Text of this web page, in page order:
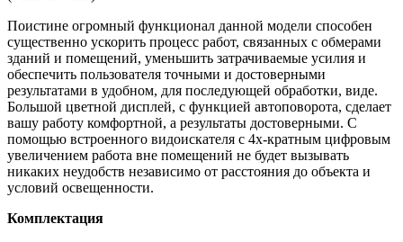
Поистине огромный функционал данной модели способен
существенно ускорить процесс работ, связанных с обмерами
зданий и помещений, уменьшить затрачиваемые усилия и
обеспечить пользователя точными и достоверными
результатами в удобном, для последующей обработки, виде.
Большой цветной дисплей, с функцией автоповорота, сделает
вашу работу комфортной, а результаты достоверными. С
помощью встроенного видоискателя с 4х-кратным цифровым
увеличением работа вне помещений не будет вызывать
никаких неудобств независимо от расстояния до объекта и
условий освещенности.
Комплектация